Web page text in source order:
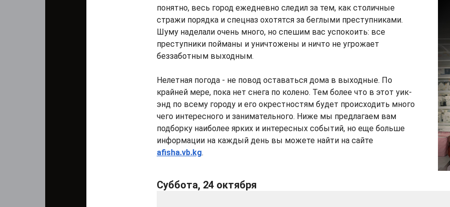
понятно, весь город ежедневно следил за тем, как столичные
стражи порядка и спецназ охотятся за беглыми преступниками.
Шуму наделали очень много, но спешим вас успокоить: все
преступники пойманы и уничтожены и ничто не угрожает
беззаботным выходным.
Нелетная погода - не повод оставаться дома в выходные. По
крайней мере, пока нет снега по колено. Тем более что в этот уик-
энд по всему городу и его окрестностям будет происходить много
чего интересного и занимательного. Ниже мы предлагаем вам
подборку наиболее ярких и интересных событий, но еще больше
информации на каждый день вы можете найти на сайте
afisha.vb.kg.
Суббота, 24 октября